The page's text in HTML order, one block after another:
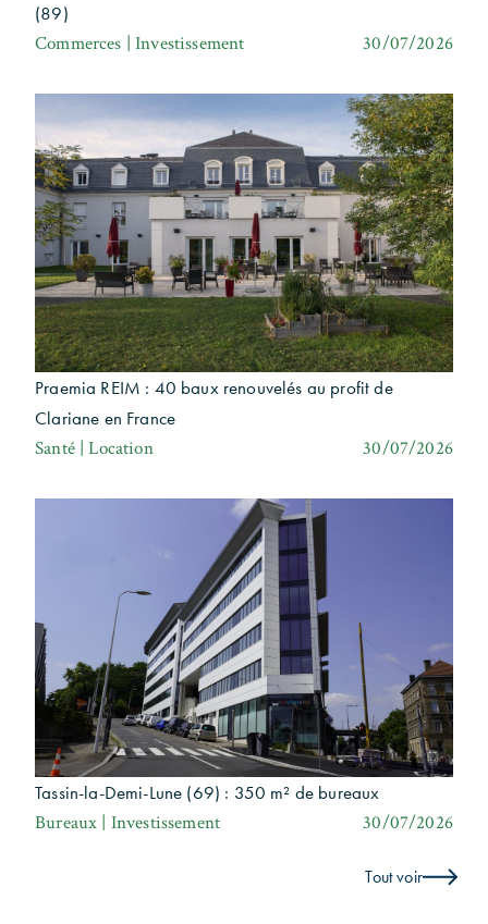
(89)
Commerces | Investissement 30/07/2026
Praemia REIM : 40 baux renouvelés au profit de
Clariane en France
Santé | Location 30/07/2026
Tassin-la-Demi-Lune (69) : 350 m² de bureaux
Bureaux | Investissement 30/07/2026
Tout voir